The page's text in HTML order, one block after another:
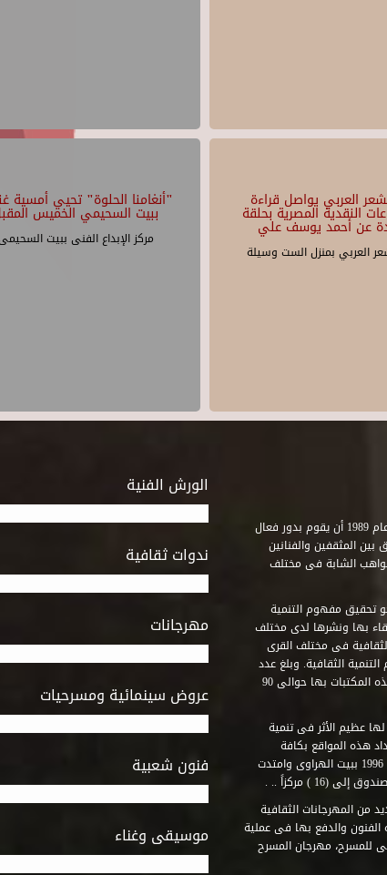
"أنغامنا الحلوة" تحيي أمسية
ببيت السحيمي الخميس
مركز الإبداع الفنى ببيت
العربي يواصل قراءة
النقدية المصرية بحلقة
عن أحمد يوسف علي
العربي بمنزل الست وسيلة
الورش الفنية
ندوات ثقافية
مهرجانات
عروض سينمائية ومسرحيات
فنون شعبية
موسيقى وغناء
استطاع صندوق التنمية الثقافية على مدى خمسة وثلاثون عاماً منذ إنشائه عام 1989 أن يقوم بدور فعال
المثقفين والفنانين
الشابة فى مختلف
تحقيق مفهوم التنمية
بها ونشرها لدى مختلف
فى مختلف القرى
الثقافية. وبلغ عدد
المكتبات التى أنشأها الصندوق فى أماكن لم يكن من المتصور إقامة مثل هذه المكتبات بها حوالى 90
عظيم الأثر فى تنمية
هذه المواقع بكافة
المتطلبات التى تكفل لها أداء دورها الثقافى والفنى. وقد بدأت التجربة عام 1996 ببيت الهراوى وامتدت
(16 ) مركزاً .. .
من المهرجانات الثقافية
والدفع بها فى عملية
للمسرح، مهرجان المسرح